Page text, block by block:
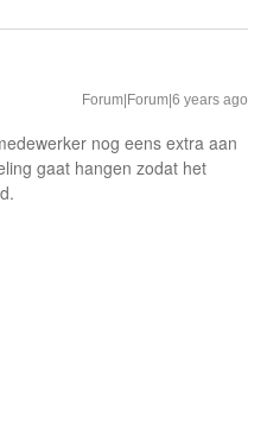
Forum|Forum|6 years ago
nog eens extra aan
gaat hangen zodat het